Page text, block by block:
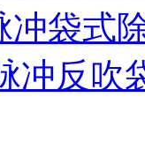
冲袋式
冲反吹